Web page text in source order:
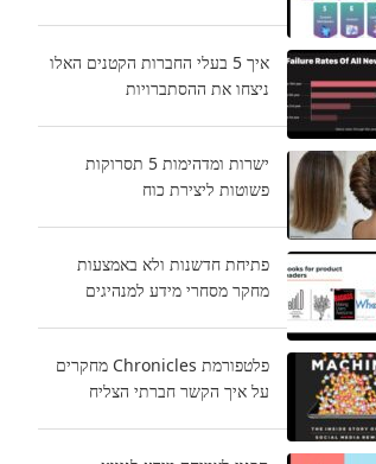
איך 5 בעלי החברות הקטנים האלו
ניצחו את ההסתברויות
ישרות ומדהימות 5 תסרוקות
פשוטות ליצירת כוח
פתיחת חדשנות ולא באמצעות
מחקר מסחרי מידע למנהיגים
פלטפורמת Chronicles מחקרים
על איך הקשר חברתי הצליח